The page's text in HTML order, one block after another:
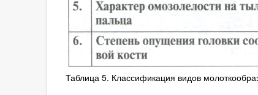
Таблица 5. Классификация видов